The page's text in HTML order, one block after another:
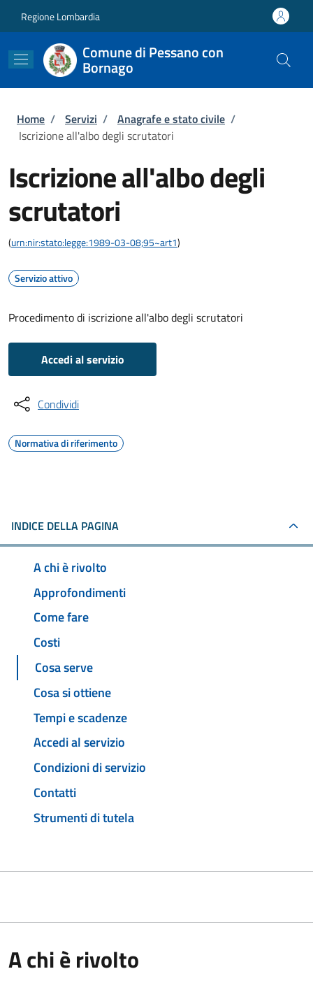
Regione Lombardia
Comune di Pessano con
Bornago
Briciole di pane
Home / Servizi / Anagrafe e stato civile /
Iscrizione all'albo degli scrutatori
Iscrizione all'albo degli
scrutatori
(urn:nir:stato:legge:1989-03-08;95~art1)
Servizio attivo
Procedimento di iscrizione all'albo degli scrutatori
Accedi al servizio
Condividi
Normativa di riferimento
INDICE DELLA PAGINA
A chi è rivolto
Approfondimenti
Come fare
Costi
Cosa serve
Cosa si ottiene
Tempi e scadenze
Accedi al servizio
Condizioni di servizio
Contatti
Strumenti di tutela
A chi è rivolto